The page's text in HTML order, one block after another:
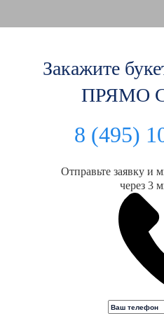
Закажите
ПРЯМО
8 (495)
Отправьте заявку и
через 3